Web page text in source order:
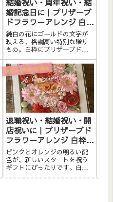
結婚祝い・周年祝い・結
婚記念日に｜プリザーブ
ドフラワーアレンジ 白枠
〈白〉ゴールド文字入れ
純白の花にゴールドの文字が
映える、格調高い特別な贈り
もの。白枠にプリザーブドフ
ラワーと造花をたっぷりアレ
ンジしました。アクリルプレ
ートへのメッセージ入れ無
料。自立するので壁かけでも
置き型でも飾れます。こんな
方へ結婚祝い・結婚記念日の
お祝いに...
お祝い・記念日に贈る
退職祝い・結婚祝い・開
店祝いに｜プリザーブド
フラワーアレンジ 白枠
〈ピンクオレンジ〉文字
入れ
ピンクとオレンジの明るい配
色が、新しいスタートを祝う
ギフトにぴったりです。白い
ウッドフレームにプリザーブ